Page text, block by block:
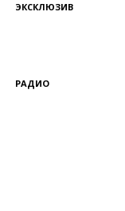
ЭКСКЛЮЗИВ
РАДИО